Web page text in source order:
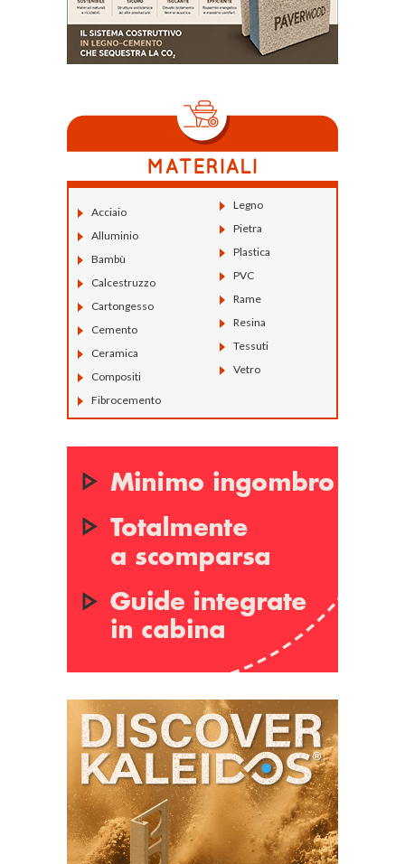
Acciaio
Alluminio
Bambù
Calcestruzzo
Cartongesso
Cemento
Ceramica
Compositi
Fibrocemento
Legno
Pietra
Plastica
PVC
Rame
Resina
Tessuti
Vetro